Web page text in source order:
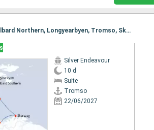
Itinerario : Tromso, Skarsvag, Bear Island, Svalbard Southern, Svalbard Northern, Longyearbyen, Tromso, Skarsvag, Bear Island, Svalbard Southern, Svalbard Northern, Longyearbyen
Silver Endeavour
10 d
Suite
Tromso
22/06/2027